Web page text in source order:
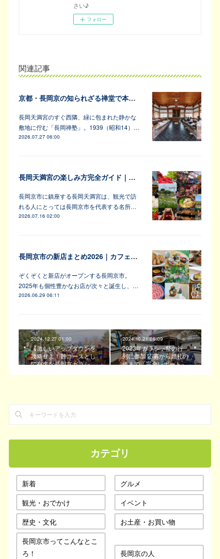
さい♪
フォロー
関連記事
京都・長岡京の知られざる禅堂で本格的な坐禅体験
長岡天満宮のすぐ西隣、緑に包まれた静かな
敷地に佇む「長岡禅塾」。1939（昭和14）…
2026.07.27 06:00
長岡天満宮の楽しみ方完全ガイド｜アンバサダーが教えます！
長岡京市に鎮座する長岡天満宮は、観光で訪
れる人にとっては長岡京市を代表する名所…
2026.07.16 02:00
長岡京市の新店まとめ2026｜カフェ・居酒屋・韓国料理など注目6軒
ぞくぞくと新店がオープンする長岡京市。
2025年も個性豊かなお店が次々と誕生し、…
2026.06.29 06:11
2024.12.27 01:00
【激しいアップダウンを
攻略せよ！難コースとし
て有名な長岡京ガラシ…
2024.10.21 06:09
2023年ガラシャ祭の行
列に参加 応募から婚礼の
儀まで「完全レポート」
カテゴリ
新着
グルメ
観光・おでかけ
イベント
歴史・文化
お土産・お買い物
長岡京市ってこんなとこ
ろ！
長岡京の人